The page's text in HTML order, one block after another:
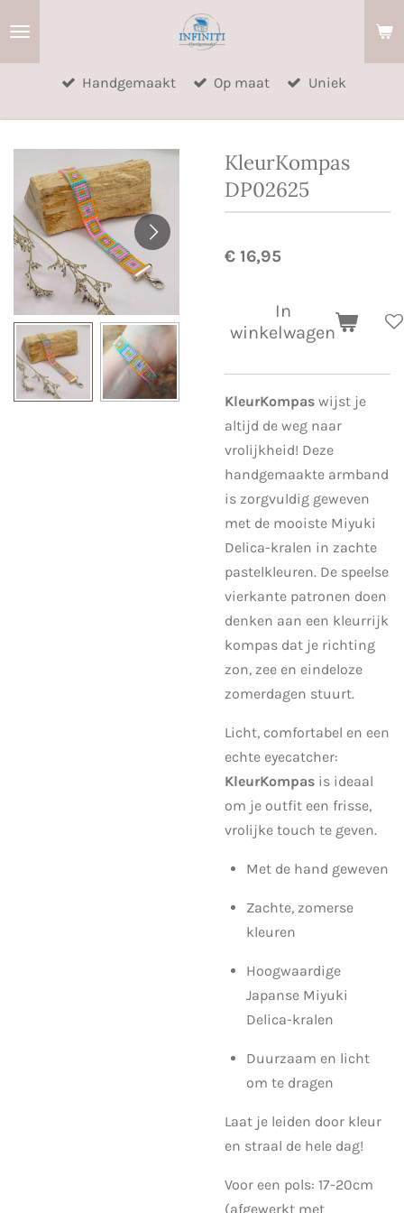
hoofdinhoud
Handgemaakt Op maat Uniek
KleurKompas
DP02625
€ 16,95
In
winkelwagen
KleurKompas wijst je
altijd de weg naar
vrolijkheid! Deze
handgemaakte armband
is zorgvuldig geweven
met de mooiste Miyuki
Delica-kralen in zachte
pastelkleuren. De speelse
vierkante patronen doen
denken aan een kleurrijk
kompas dat je richting
zon, zee en eindeloze
zomerdagen stuurt.
Licht, comfortabel en een
echte eyecatcher:
KleurKompas is ideaal
om je outfit een frisse,
vrolijke touch te geven.
Met de hand geweven
Zachte, zomerse
kleuren
Hoogwaardige
Japanse Miyuki
Delica-kralen
Duurzaam en licht
om te dragen
Laat je leiden door kleur
en straal de hele dag!
Voor een pols: 17-20cm
(afgewerkt met